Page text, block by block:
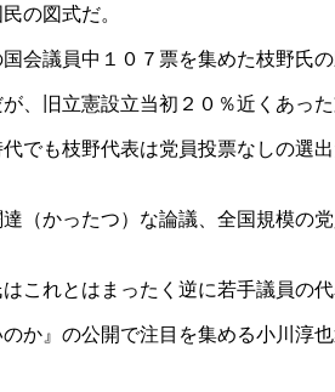
の図式だ。
会議員中１０７票を集めた枝野氏
、旧立憲設立当初２０％近くあっ
でも枝野代表は党員投票なしの
（かったつ）な論議、全国規模の
これとはまったく逆に若手議員の
か』の公開で注目を集める小川淳